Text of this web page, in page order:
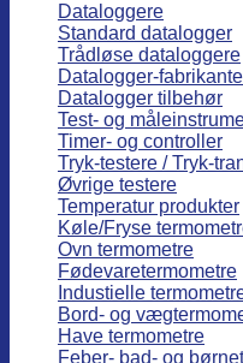
Dataloggere
Standard datalogger
Trådløse dataloggere
Datalogger-
Datalogger tilbehør
Test- og
Timer- og controller
Tryk-testere / Tryk-
Øvrige testere
Temperatur produkter
Køle/Fryse
Ovn termometre
Fødevaretermometre
Industielle
Bord- og
Have termometre
Feber- bad- og